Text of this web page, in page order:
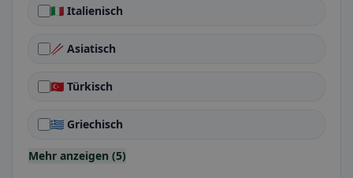
🇮🇹 Italienisch
🥢 Asiatisch
🇹🇷 Türkisch
🇬🇷 Griechisch
Mehr anzeigen (5)